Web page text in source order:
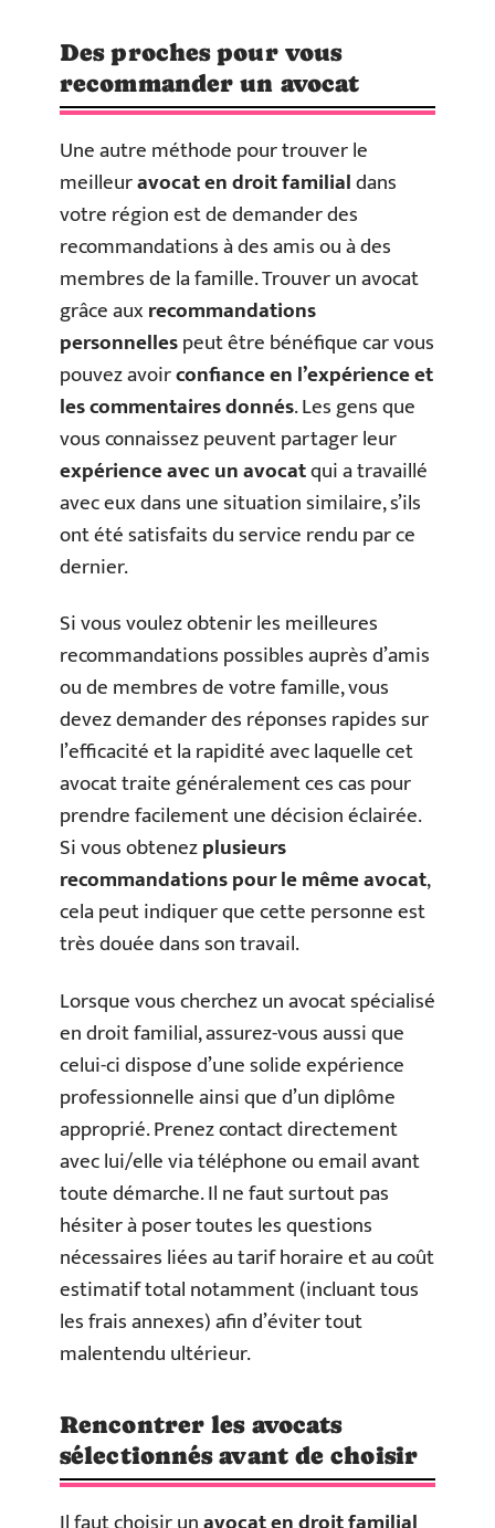
Des proches pour vous
recommander un avocat
Une autre méthode pour trouver le
meilleuravocat en droit familialdans
votre région est de demander des
recommandations à des amis ou à des
membres de la famille. Trouver un avocat
grâce auxrecommandations
personnellespeut être bénéfique car vous
pouvez avoirconfiance en l’expérience et
les commentaires donnés. Les gens que
vous connaissez peuvent partager leur
expérience avec un avocatqui a travaillé
avec eux dans une situation similaire, s’ils
ont été satisfaits du service rendu par ce
dernier.
Si vous voulez obtenir les meilleures
recommandations possibles auprès d’amis
ou de membres de votre famille, vous
devez demander des réponses rapides sur
l’efficacité et la rapidité avec laquelle cet
avocat traite généralement ces cas pour
prendre facilement une décision éclairée.
Si vous obtenezplusieurs
recommandations pour le même avocat,
cela peut indiquer que cette personne est
très douée dans son travail.
Lorsque vous cherchez un avocat spécialisé
en droit familial, assurez-vous aussi que
celui-ci dispose d’une solide expérience
professionnelle ainsi que d’un diplôme
approprié. Prenez contact directement
avec lui/elle via téléphone ou email avant
toute démarche. Il ne faut surtout pas
hésiter à poser toutes les questions
nécessaires liées au tarif horaire et au coût
estimatif total notamment (incluant tous
les frais annexes) afin d’éviter tout
malentendu ultérieur.
Rencontrer les avocats
sélectionnés avant de choisir